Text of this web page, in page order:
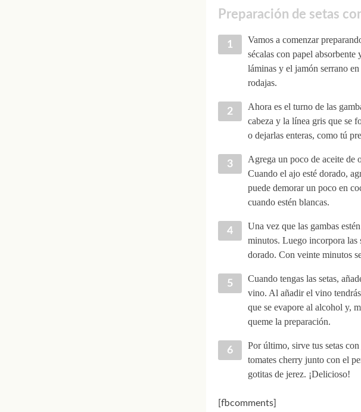
Preparación de setas
Vamos a comenzar
sécalas con papel absorbente
láminas y el jamón serrano
rodajas.
Ahora es el turno de las
cabeza y la línea gris que se
o dejarlas enteras, como tú
Agrega un poco de aceite de
Cuando el ajo esté dorado,
puede demorar un poco en
cuando estén blancas.
Una vez que las gambas
minutos. Luego incorpora las
dorado. Con veinte minutos
Cuando tengas las setas,
vino. Al añadir el vino
que se evapore al alcohol y,
queme la preparación.
Por último, sirve tus setas
tomates cherry junto con el
gotitas de jerez. ¡Delicioso!
[fbcomments]